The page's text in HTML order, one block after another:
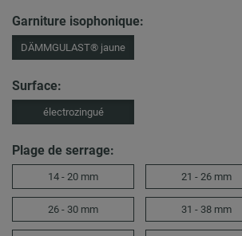
Garniture isophonique:
DÄMMGULAST® jaune
Surface:
électrozingué
Plage de serrage:
14 - 20 mm 21 - 26 mm
26 - 30 mm 31 - 38 mm